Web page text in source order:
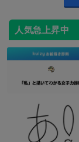
人気急上昇中